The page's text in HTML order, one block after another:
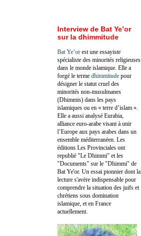
Interview de Bat Ye’or
sur la dhimmitude
Bat Ye’or est une essayiste
spécialiste des minorités religieuses
dans le monde islamique. Elle a
forgé le terme dhimmitude pour
désigner le statut cruel des
minorités non-musulmanes
(Dhimmis) dans les pays
islamiques ou en « terre d’islam ».
Elle a aussi analysé Eurabia,
alliance euro-arabe visant à unir
l’Europe aux pays arabes dans un
ensemble méditerranéen. Les
éditions Les Provinciales ont
republié "Le Dhimmi" et les
"Documents" sur le "Dhimmi" de
Bat Ye'or. Un essai pionnier dont la
lecture s'avère indispensable pour
comprendre la situation des juifs et
chrétiens sous domination
islamique, et en France
actuellement.